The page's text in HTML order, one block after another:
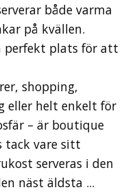
både varma
på kvällen.
perfekt plats för att
shopping,
eller helt enkelt för
– är boutique
tack vare sitt
serveras i den
näst äldsta ...